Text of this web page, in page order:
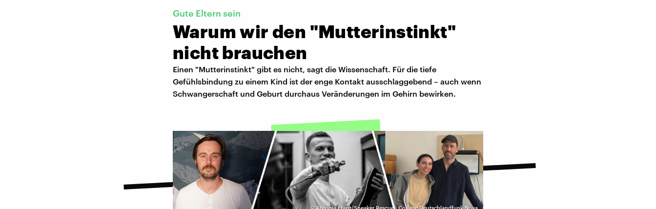
Gute Eltern sein
Warum wir den "Mutterinstinkt"
nicht brauchen
Einen "Mutterinstinkt" gibt es nicht, sagt die Wissenschaft. Für die tiefe
Gefühlsbindung zu einem Kind ist der enge Kontakt ausschlaggebend – auch wenn
Schwangerschaft und Geburt durchaus Veränderungen im Gehirn bewirken.
© Antonia Franz/Sneaker Rescue | Collage Deutschlandfunk Nova